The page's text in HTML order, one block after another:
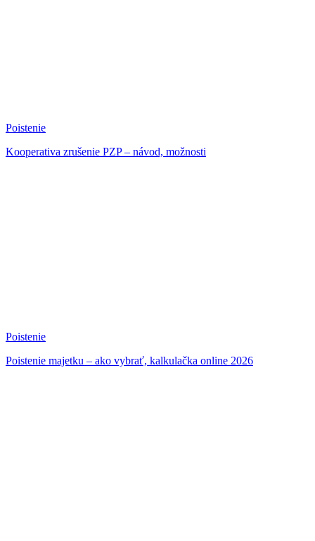
Poistenie
Kooperativa zrušenie PZP – návod, možnosti
Poistenie
Poistenie majetku – ako vybrať, kalkulačka online 2026